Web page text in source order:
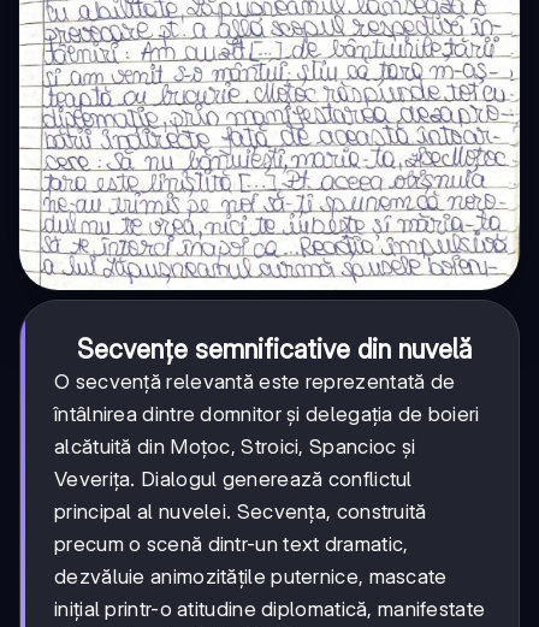
Secvențe semnificative din nuvelă
O secvență relevantă este reprezentată de
întâlnirea dintre domnitor și delegația de boieri
alcătuită din Moțoc, Stroici, Spancioc și
Veverița. Dialogul generează conflictul
principal al nuvelei. Secvența, construită
precum o scenă dintr-un text dramatic,
dezvăluie animozitățile puternice, mascate
inițial printr-o atitudine diplomatică, manifestate